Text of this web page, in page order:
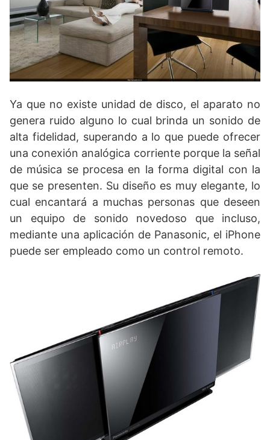
Ya que no existe unidad de disco, el aparato no
genera ruido alguno lo cual brinda un sonido de
alta fidelidad, superando a lo que puede ofrecer
una conexión analógica corriente porque la señal
de música se procesa en la forma digital con la
que se presenten. Su diseño es muy elegante, lo
cual encantará a muchas personas que deseen
un equipo de sonido novedoso que incluso,
mediante una aplicación de Panasonic, el iPhone
puede ser empleado como un control remoto.